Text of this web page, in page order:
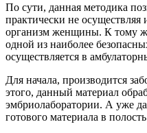
По сути, данная методика
практически не осуществляя
организм женщины. К тому
одной из наиболее
осуществляется в
Для начала, производится
этого, данный материал
эмбриолаборатории. А уже
готового материала в